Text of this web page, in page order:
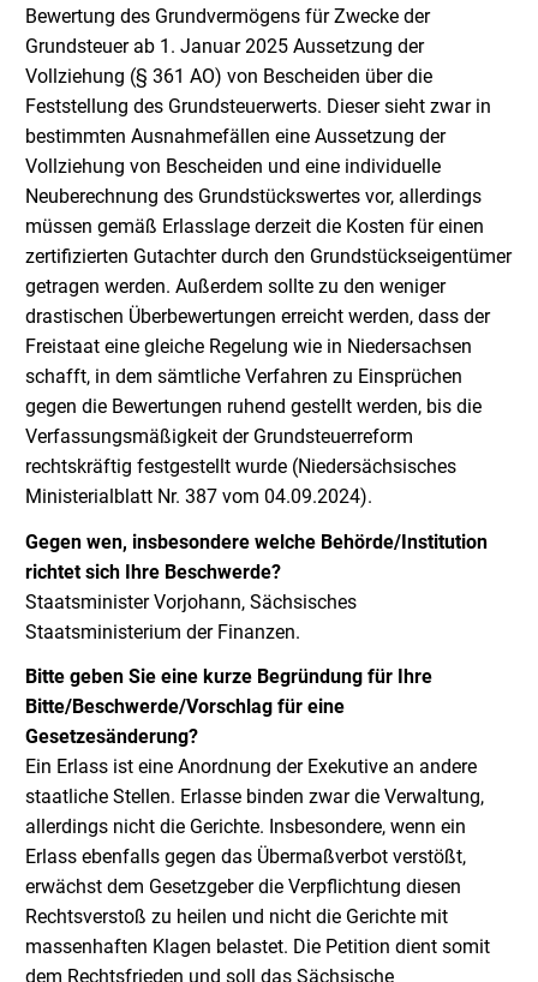
Bewertung des Grundvermögens für Zwecke der
Grundsteuer ab 1. Januar 2025 Aussetzung der
Vollziehung (§ 361 AO) von Bescheiden über die
Feststellung des Grundsteuerwerts. Dieser sieht zwar in
bestimmten Ausnahmefällen eine Aussetzung der
Vollziehung von Bescheiden und eine individuelle
Neuberechnung des Grundstückswertes vor, allerdings
müssen gemäß Erlasslage derzeit die Kosten für einen
zertifizierten Gutachter durch den Grundstückseigentümer
getragen werden. Außerdem sollte zu den weniger
drastischen Überbewertungen erreicht werden, dass der
Freistaat eine gleiche Regelung wie in Niedersachsen
schafft, in dem sämtliche Verfahren zu Einsprüchen
gegen die Bewertungen ruhend gestellt werden, bis die
Verfassungsmäßigkeit der Grundsteuerreform
rechtskräftig festgestellt wurde (Niedersächsisches
Ministerialblatt Nr. 387 vom 04.09.2024).
Gegen wen, insbesondere welche Behörde/Institution
richtet sich Ihre Beschwerde?
Staatsminister Vorjohann, Sächsisches
Staatsministerium der Finanzen.
Bitte geben Sie eine kurze Begründung für Ihre
Bitte/Beschwerde/Vorschlag für eine
Gesetzesänderung?
Ein Erlass ist eine Anordnung der Exekutive an andere
staatliche Stellen. Erlasse binden zwar die Verwaltung,
allerdings nicht die Gerichte. Insbesondere, wenn ein
Erlass ebenfalls gegen das Übermaßverbot verstößt,
erwächst dem Gesetzgeber die Verpflichtung diesen
Rechtsverstoß zu heilen und nicht die Gerichte mit
massenhaften Klagen belastet. Die Petition dient somit
dem Rechtsfrieden und soll das Sächsische